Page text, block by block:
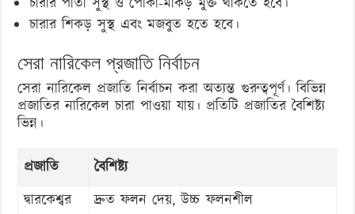
চারার শিকড় সুস্থ এবং মজবুত হতে হবে।
সেরা নারিকেল প্রজাতি নির্বাচন
সেরা নারিকেল প্রজাতি নির্বাচন করা অত্যন্ত গুরুত্বপূর্ণ। বিভিন্ন
প্রজাতির নারিকেল চারা পাওয়া যায়। প্রতিটি প্রজাতির বৈশিষ্ট্য
ভিন্ন।
প্রজাতি
বৈশিষ্ট্য
দ্বারকেশ্বর
দ্রুত ফলন দেয়, উচ্চ ফলনশীল